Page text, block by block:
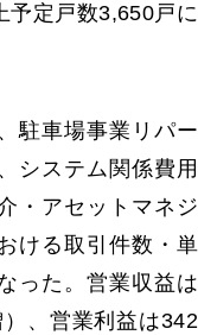
予定戸数3,650戸に
駐車場事業リパー
システム関係費用
・アセットマネジ
ける取引件数・単
った。営業収益は
、営業利益は342